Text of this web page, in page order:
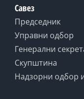
Савез
Председник
Управни одбор
Генерални
Скупштина
Надзорни одбор